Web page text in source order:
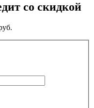
со скидкой